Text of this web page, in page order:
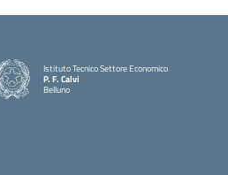
Istituto Tecnico Settore Economico
P. F. Calvi
Belluno